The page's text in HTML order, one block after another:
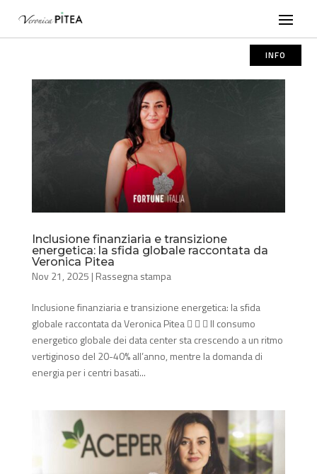
INFO
Inclusione finanziaria e transizione
energetica: la sfida globale raccontata da
Veronica Pitea
Nov 21, 2025 | Rassegna stampa
Inclusione finanziaria e transizione energetica: la sfida
globale raccontata da Veronica Pitea    Il consumo
energetico globale dei data center sta crescendo a un ritmo
vertiginoso del 20-40% all’anno, mentre la domanda di
energia per i centri basati...